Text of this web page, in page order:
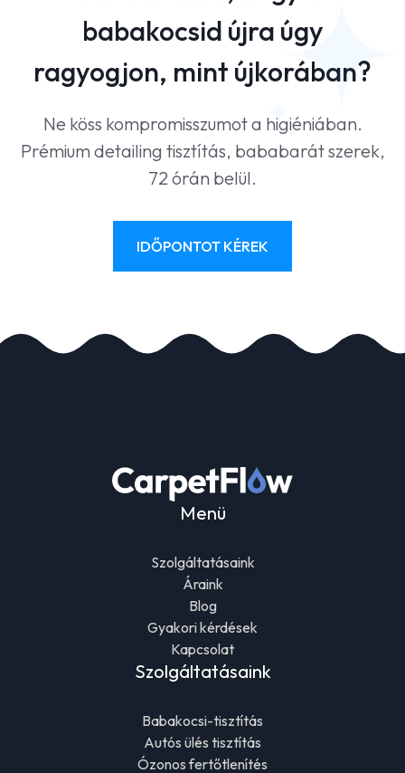
babakocsid újra úgy
ragyogjon, mint újkorában?
Ne köss kompromisszumot a higiéniában.
Prémium detailing tisztítás, bababarát szerek,
72 órán belül.
IDŐPONTOT KÉREK
Menü
Szolgáltatásaink
Áraink
Blog
Gyakori kérdések
Kapcsolat
Szolgáltatásaink
Babakocsi-tisztítás
Autós ülés tisztítás
Ózonos fertőtlenítés